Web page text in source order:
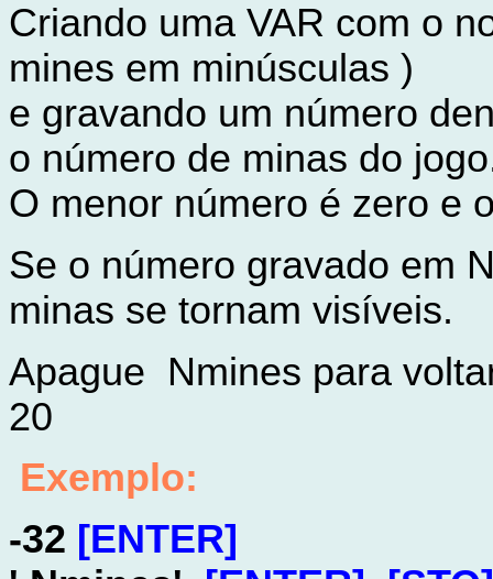
Criando uma VAR com o
mines em minúsculas )
e gravando um número
o número de minas do
O menor número é zero e
Se o número gravado em
minas se tornam visíveis.
Apague Nmines para
20
Exemplo:
-32 [ENTER]